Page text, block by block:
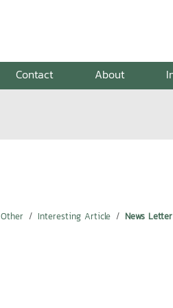
Contact About
Other Interesting Article News Letter